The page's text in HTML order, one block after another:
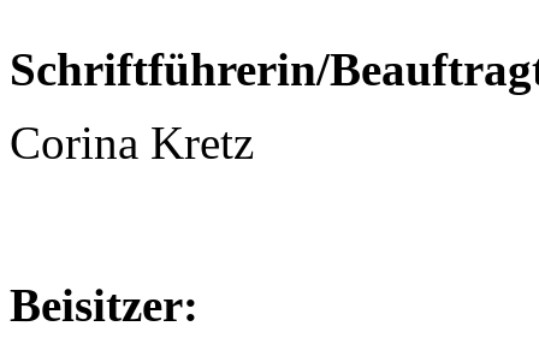
Schriftführerin/
Corina Kretz
Beisitzer: